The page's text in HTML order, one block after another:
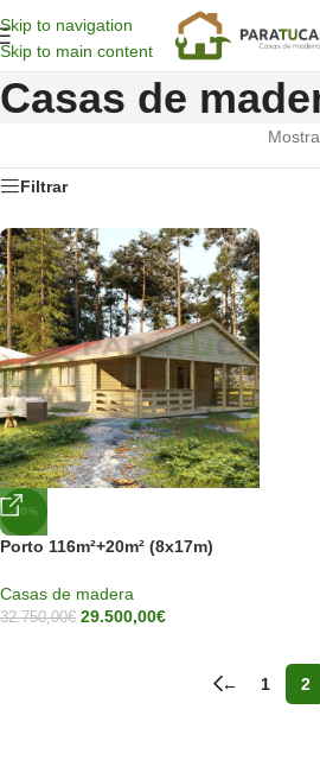
Skip to navigation
Skip to main content
Casas de
Filtrar
-10%
Porto 116m²+20m² (8x17m)
Casas de madera
32.750,00€ 29.500,00€
← 1 2